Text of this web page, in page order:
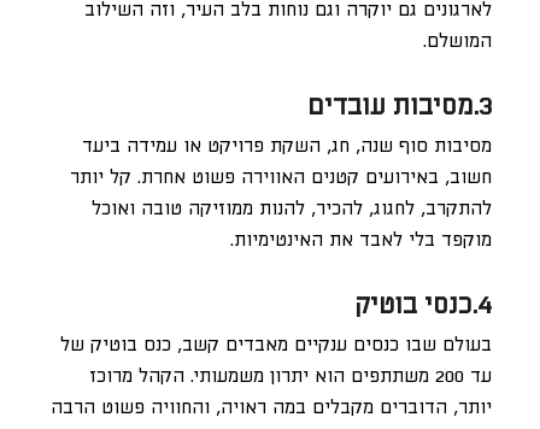
לארגונים גם יוקרה וגם נוחות בלב העיר, וזה השילוב
המושלם.
3.מסיבות עובדים
מסיבות סוף שנה, חג, השקת פרויקט או עמידה ביעד
חשוב, באירועים קטנים האווירה פשוט אחרת. קל יותר
להתקרב, לחגוג, להכיר, להנות ממוזיקה טובה ואוכל
מוקפד בלי לאבד את האינטימיות.
4.כנסי בוטיק
בעולם שבו כנסים ענקיים מאבדים קשב, כנס בוטיק של
עד 200 משתתפים הוא יתרון משמעותי. הקהל מרוכז
יותר, הדוברים מקבלים במה ראויה, והחוויה פשוט הרבה